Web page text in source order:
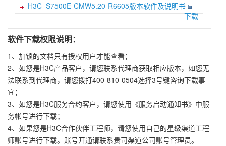
H3C_S7500E-CMW5.20-R6605版本软件及说明书
下载
软件下载权限说明：
1、加锁的文档只有授权用户才能查看；
2、如您是H3C产品客户，请您联系代理商获取相应版本，如您无
法联系到代理商，请您拨打400-810-0504选择3号键咨询下载事
宜；
3、如您是H3C服务合约客户，请您使用《服务启动通知书》中服
务帐号进行下载；
4、如果您是H3C合作伙伴工程师，请您使用自己的星级渠道工程
师账号进行下载。账号开通请联系贵司渠道公司账号管理员。